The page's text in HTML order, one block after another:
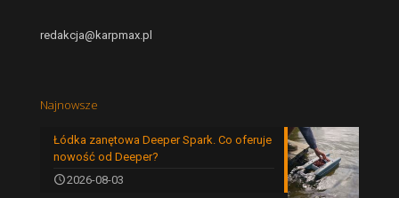
redakcja@karpmax.pl
Najnowsze
Łódka zanętowa Deeper Spark. Co oferuje
nowość od Deeper?
2026-08-03